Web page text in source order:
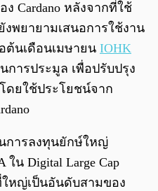
ง Cardano หลังจากที่ใช้
ยังพยายามเสนอการใช้งาน
ต้นเดือนเมษายน IOHK
การประมูล เพื่อปรับปรุง
ดยใช้ประโยชน์จาก
การลงทุนยักษ์ใหญ่
ใน Digital Large Cap
หญ่เป็นอันดับสามของ